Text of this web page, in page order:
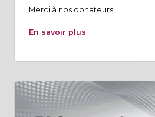
Merci à nos donateurs !
En savoir plus